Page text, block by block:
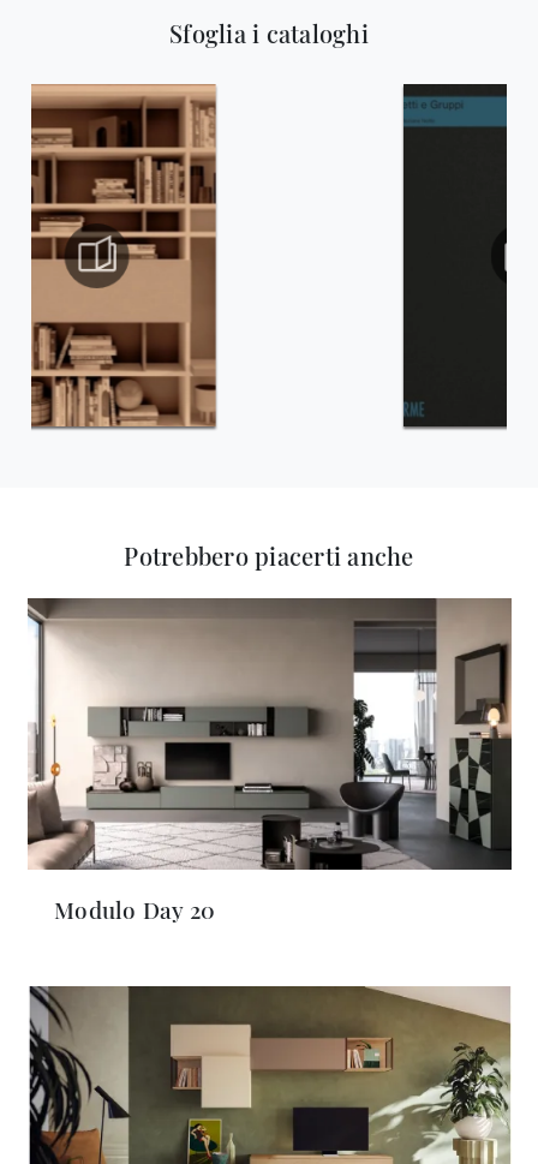
Sfoglia i cataloghi
Potrebbero piacerti anche
Modulo Day 20